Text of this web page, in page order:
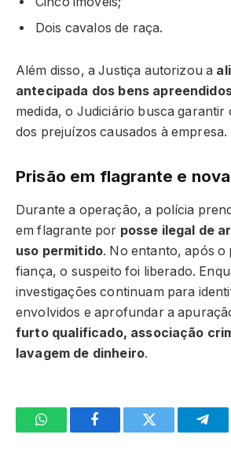
Dois cavalos de raça.
Além disso, a Justiça autorizou a
antecipada dos bens
medida, o Judiciário busca garantir
dos prejuízos causados à empresa.
Prisão em flagrante e
Durante a operação, a polícia
em flagrante por posse ilegal de
uso permitido. No entanto, após o
fiança, o suspeito foi liberado.
investigações continuam para
envolvidos e aprofundar a
furto qualificado, associação
lavagem de dinheiro.
WhatsAppFacebookTwitter